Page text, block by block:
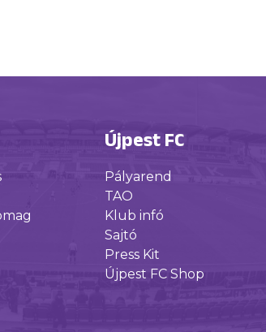
Újpest FC
Pályarend
TAO
Klub infó
Sajtó
Press Kit
Újpest FC Shop